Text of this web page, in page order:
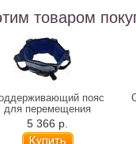
товаром
пояс
для перемещения
Альцфикс
5 366 р.